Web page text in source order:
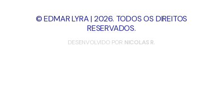
© EDMAR LYRA | 2026. TODOS OS DIREITOS
RESERVADOS.
DESENVOLVIDO POR NICOLAS R.